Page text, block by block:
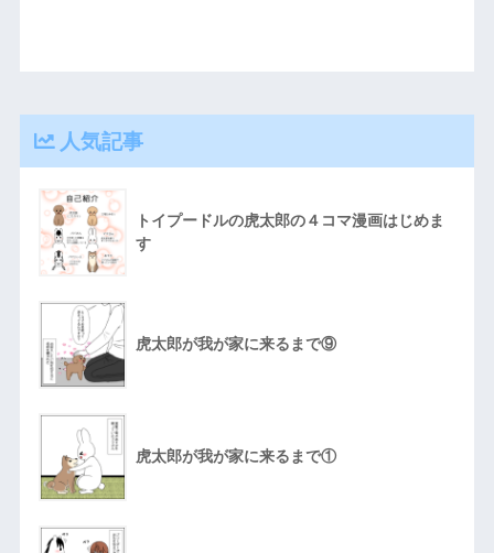
人気記事
トイプードルの虎太郎の４コマ漫画はじめま
す
虎太郎が我が家に来るまで⑨
虎太郎が我が家に来るまで①